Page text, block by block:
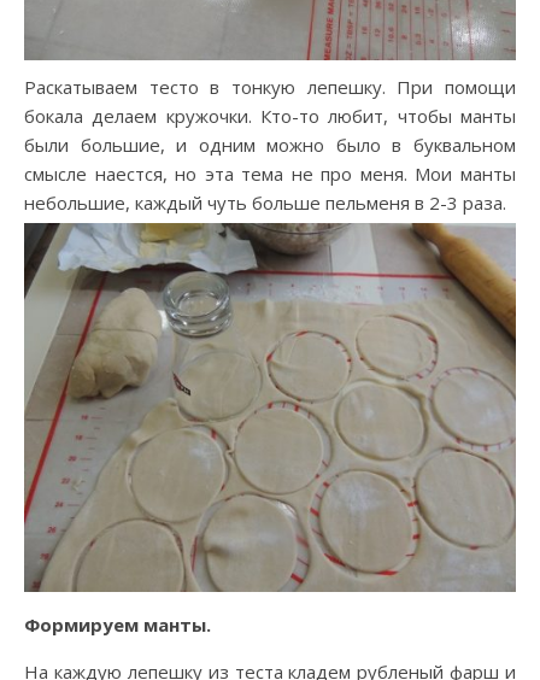
Раскатываем тесто в тонкую лепешку. При помощи
бокала делаем кружочки. Кто-то любит, чтобы манты
были большие, и одним можно было в буквальном
смысле наестся, но эта тема не про меня. Мои манты
небольшие, каждый чуть больше пельменя в 2-3 раза.
Формируем манты.
На каждую лепешку из теста кладем рубленый фарш и